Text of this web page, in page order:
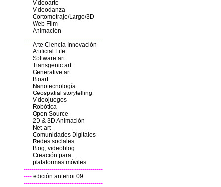
Videoarte
Videodanza
Cortometraje/Largo/3D
Web Film
Animación
----------------------------------------
----Arte Ciencia Innovación
Artificial Life
Software art
Transgenic art
Generative art
Bioart
Nanotecnología
Geospatial storytelling
Videojuegos
Robótica
Open Source
2D & 3D Animación
Net-art
Comunidades Digitales
Redes sociales
Blog, videoblog
Creación para
plataformas móviles
----------------------------------------
---- edición anterior 09
----------------------------------------